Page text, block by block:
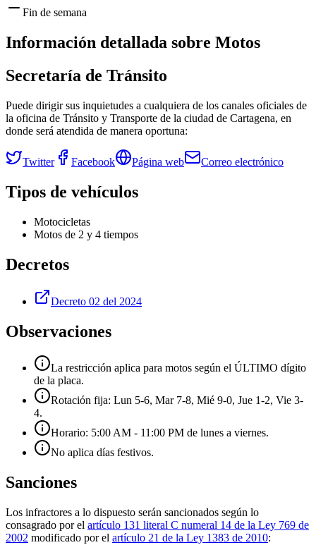
Fin de semana
Información detallada sobre Motos
Secretaría de Tránsito
Puede dirigir sus inquietudes a cualquiera de los canales oficiales de
la oficina de Tránsito y Transporte de la ciudad de Cartagena, en
donde será atendida de manera oportuna:
Twitter Facebook Página web Correo electrónico
Tipos de vehículos
Motocicletas
Motos de 2 y 4 tiempos
Decretos
Decreto 02 del 2024
Observaciones
La restricción aplica para motos según el ÚLTIMO dígito
de la placa.
Rotación fija: Lun 5-6, Mar 7-8, Mié 9-0, Jue 1-2, Vie 3-
4.
Horario: 5:00 AM - 11:00 PM de lunes a viernes.
No aplica días festivos.
Sanciones
Los infractores a lo dispuesto serán sancionados según lo
consagrado por el artículo 131 literal C numeral 14 de la Ley 769 de
2002 modificado por el artículo 21 de la Ley 1383 de 2010: